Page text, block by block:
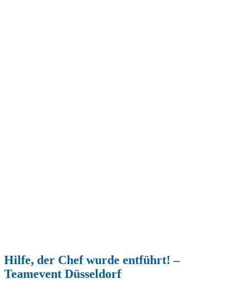
Hilfe, der Chef wurde entführt! –
Teamevent Düsseldorf